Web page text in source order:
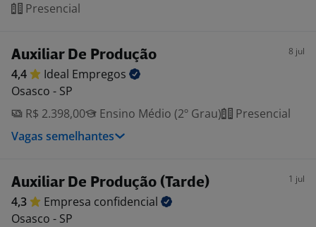
Presencial
Auxiliar De Produção 8 jul
4,4 Ideal Empregos
Osasco - SP
R$ 2.398,00
Ensino Médio (2º Grau)
Presencial
Vagas semelhantes
Auxiliar De Produção (Tarde) 1 jul
4,3 Empresa confidencial
Osasco - SP